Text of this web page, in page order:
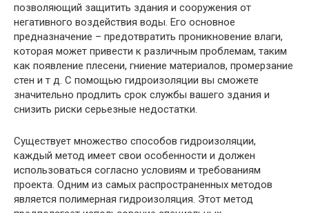
позволяющий защитить здания и сооружения от
негативного воздействия воды. Его основное
предназначение – предотвратить проникновение влаги,
которая может привести к различным проблемам, таким
как появление плесени, гниение материалов, промерзание
стен и т д. С помощью гидроизоляции вы сможете
значительно продлить срок службы вашего здания и
снизить риски серьезные недостатки.
Существует множество способов гидроизоляции,
каждый метод имеет свои особенности и должен
использоваться согласно условиям и требованиям
проекта. Одним из самых распространенных методов
является полимерная гидроизоляция. Этот метод